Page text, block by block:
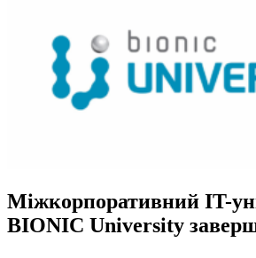
Міжкорпоративний IT-
BIONIC University